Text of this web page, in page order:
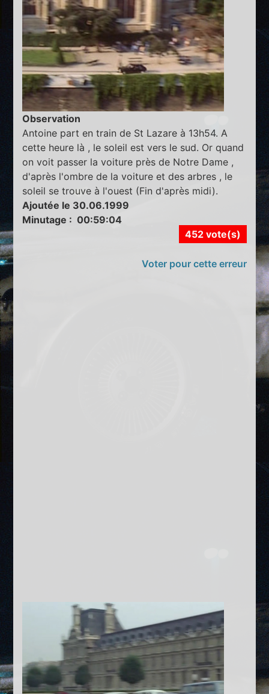
Observation
Antoine part en train de St Lazare à 13h54. A
cette heure là , le soleil est vers le sud. Or quand
on voit passer la voiture près de Notre Dame ,
d'après l'ombre de la voiture et des arbres , le
soleil se trouve à l'ouest (Fin d'après midi).
Ajoutée le 30.06.1999
Minutage : 00:59:04
452 vote(s)
Voter pour cette erreur